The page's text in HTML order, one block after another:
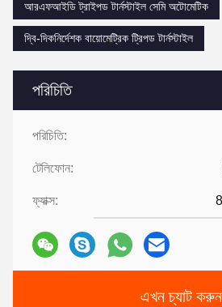
পরিচিতি
পরিচিতি:
টেলিফোন:
ফ্যাক্স:
এখন চ্যাট করুন
আরএফআইডি ট্রাইপড টার্নস্টাইল সেমি অটোমেটিক
দ্বি-দিকনির্দেশক বায়োমেট্রিক ট্রিপড টার্নস্টাইল